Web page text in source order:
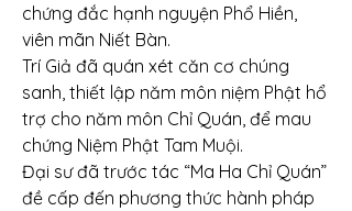
chứng đắc hạnh nguyện Phổ Hiền,
viên mãn Niết Bàn.
Trí Giả đã quán xét căn cơ chúng
sanh, thiết lập năm môn niệm Phật hổ
trợ cho năm môn Chỉ Quán, để mau
chứng Niệm Phật Tam Muội.
Đại sư đã trước tác “Ma Ha Chỉ Quán”
đề cấp đến phương thức hành pháp